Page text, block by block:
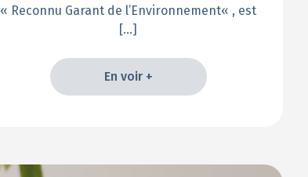
« Reconnu Garant de l’Environnement« , est
[…]
En voir +